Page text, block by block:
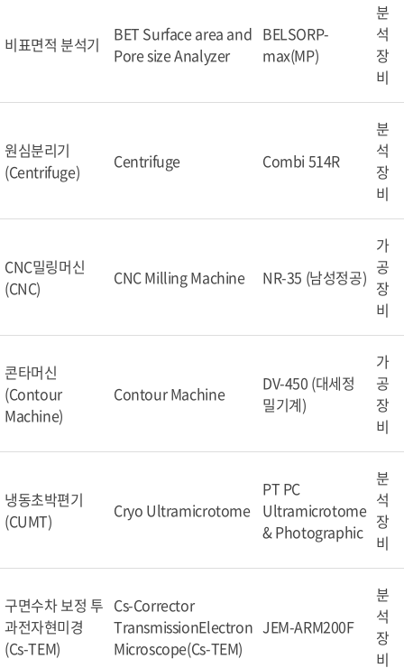
비표면적 분석기
BET Surface area and
Pore size Analyzer
BELSORP-
max(MP)
분
석
장
비
원심분리기
(Centrifuge)
Centrifuge Combi 514R
분
석
장
비
CNC밀링머신
(CNC)
CNC Milling Machine NR-35 (남성정공)
가
공
장
비
콘타머신
(Contour
Machine)
Contour Machine
DV-450 (대세정
밀기계)
가
공
장
비
냉동초박편기
(CUMT)
Cryo Ultramicrotome
PT PC
Ultramicrotome
& Photographic
분
석
장
비
구면수차 보정 투
과전자현미경
(Cs-TEM)
Cs-Corrector
TransmissionElectron
Microscope(Cs-TEM)
JEM-ARM200F
분
석
장
비